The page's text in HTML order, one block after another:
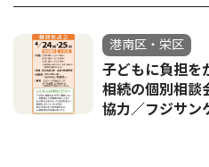
港南区・栄区
子どもに負担を
相続の個別相談
協力／フジサン